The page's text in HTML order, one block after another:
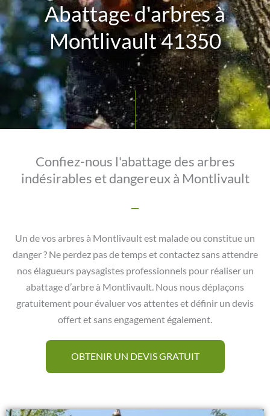
Abattage d'arbres à
Montlivault 41350
Confiez-nous l'abattage des arbres
indésirables et dangereux à Montlivault
Un de vos arbres à Montlivault est malade ou constitue un
danger ? Ne perdez pas de temps et contactez sans attendre
nos élagueurs paysagistes professionnels pour réaliser un
abattage d’arbre à Montlivault. Nous nous déplaçons
gratuitement pour évaluer vos attentes et définir un devis
offert et sans engagement également.
OBTENIR UN DEVIS GRATUIT